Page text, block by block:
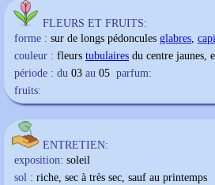
FLEURS ET FRUITS:
forme : sur de longs pédoncules glabres,
couleur : fleurs tubulaires du centre jaunes,
période : du 03 au 05 parfum:
fruits:
ENTRETIEN:
exposition: soleil
sol : riche, sec à très sec, sauf au printemps